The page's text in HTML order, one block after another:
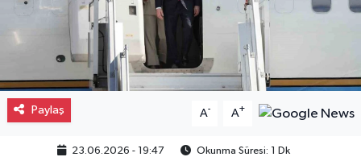
Paylaş A- A+
23.06.2026 - 19:47 Okunma Süresi: 1 Dk
Eğitim